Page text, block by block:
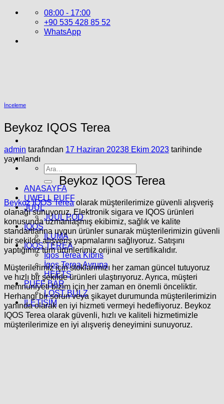
İçeriğe
08:00 - 17:00
+90 535 428 85 52
WhatsApp
Ara:
ANASAYFA
UWELL PUFF
JUUL
JUUL POD
İQOS
İLUMA
IQOS TEREA
İqos Terea Kıbrıs
İqos Terea Avrupa
HEETS
PUFF BAR
LOST BULZ
İLETİŞİM
İnceleme
Beykoz IQOS Terea
admin tarafından 17 Haziran 20238 Ekim 2023 tarihinde
yayınlandı
Beykoz IQOS Terea
Beykoz IQOS Tereaolarak müşterilerimize güvenli alışveriş
olanağı sunuyoruz. Elektronik sigara ve IQOS ürünleri
konusunda uzmanlaşmış ekibimiz, sağlık ve kalite
standartlarına uygun ürünler sunarak müşterilerimizin güvenli
bir şekilde alışveriş yapmalarını sağlıyoruz. Satışını
yaptığımız tüm ürünlerimiz orijinal ve sertifikalıdır.
Müşterilerimiz için stoklarımızı her zaman güncel tutuyoruz
ve hızlı bir şekilde ürünleri ulaştırıyoruz. Ayrıca, müşteri
memnuniyeti bizim için her zaman en önemli önceliktir.
Herhangi bir sorun veya şikayet durumunda müşterilerimizin
yanında olarak en iyi hizmeti vermeyi hedefliyoruz. Beykoz
IQOS Terea olarak güvenli, hızlı ve kaliteli hizmetimizle
müşterilerimize en iyi alışveriş deneyimini sunuyoruz.